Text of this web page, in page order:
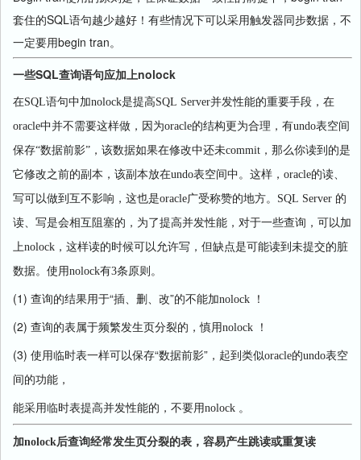
套住的SQL语句越少越好！有些情况下可以采用触发器同步数据，不
一定要用begin tran。
一些SQL查询语句应加上nolock
在SQL语句中加nolock是提高SQL Server并发性能的重要手段，在
oracle中并不需要这样做，因为oracle的结构更为合理，有undo表空间
保存“数据前影”，该数据如果在修改中还未commit ，那么你读到的是
它修改之前的副本，该副本放在undo表空间中。这样， oracle的读、
写可以做到互不影响，这也是oracle广受称赞的地方。 SQL Server 的
读、写是会相互阻塞的，为了提高并发性能，对于一些查询，可以加
上nolock ，这样读的时候可以允许写，但缺点是可能读到未提交的脏
数据。使用nolock有3条原则。
(1) 查询的结果用于“插、删、改”的不能加nolock ！
(2) 查询的表属于频繁发生页分裂的，慎用nolock ！
(3) 使用临时表一样可以保存“数据前影”，起到类似oracle的undo表空
间的功能，
能采用临时表提高并发性能的，不要用nolock 。
加nolock后查询经常发生页分裂的表，容易产生跳读或重复读